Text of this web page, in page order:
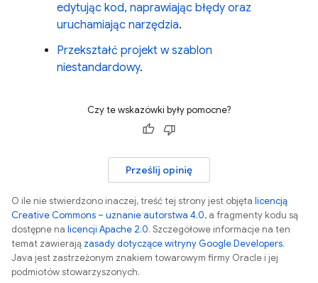
edytując kod, naprawiając błędy oraz
uruchamiając narzędzia.
Przekształć projekt w szablon
niestandardowy.
Czy te wskazówki były pomocne?
Prześlij opinię
O ile nie stwierdzono inaczej, treść tej strony jest objęta licencją
Creative Commons – uznanie autorstwa 4.0, a fragmenty kodu są
dostępne na licencji Apache 2.0. Szczegółowe informacje na ten
temat zawierają zasady dotyczące witryny Google Developers.
Java jest zastrzeżonym znakiem towarowym firmy Oracle i jej
podmiotów stowarzyszonych.